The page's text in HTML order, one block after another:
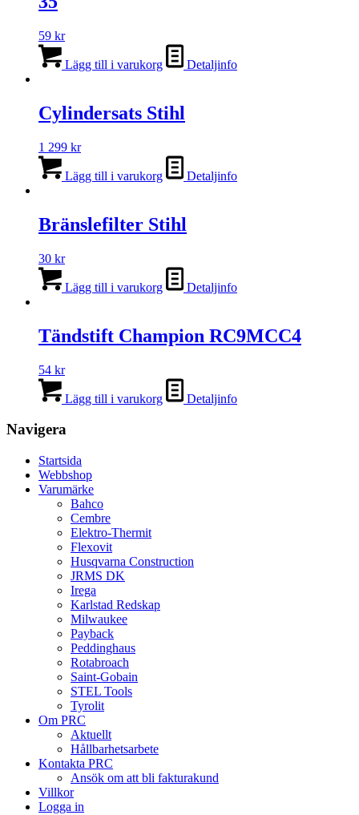
59 kr
Lägg till i varukorg Detaljinfo
Cylindersats Stihl
1 299 kr
Lägg till i varukorg Detaljinfo
Bränslefilter Stihl
30 kr
Lägg till i varukorg Detaljinfo
Tändstift Champion RC9MCC4
54 kr
Lägg till i varukorg Detaljinfo
Navigera
Startsida
Webbshop
Varumärke
Bahco
Cembre
Elektro-Thermit
Flexovit
Husqvarna Construction
JRMS DK
Irega
Karlstad Redskap
Milwaukee
Payback
Peddinghaus
Rotabroach
Saint-Gobain
STEL Tools
Tyrolit
Om PRC
Aktuellt
Hållbarhetsarbete
Kontakta PRC
Ansök om att bli fakturakund
Villkor
Logga in